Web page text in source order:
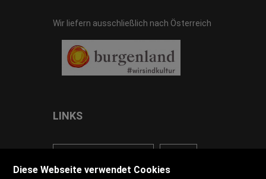
Wir liefern ausschließlich nach Österreich
LINKS
Diese Webseite verwendet Cookies